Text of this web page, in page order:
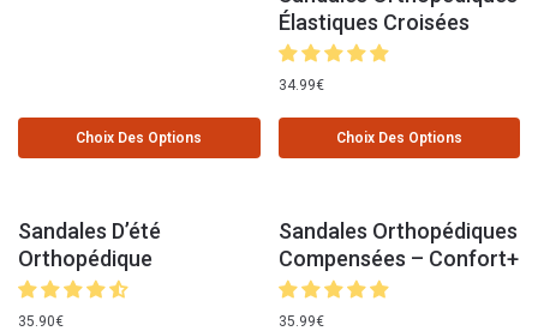
Choix Des Options
Élastiques Croisées
34.99€
Choix Des Options
Sandales D’été
Orthopédique
35.90€
Sandales Orthopédiques
Compensées – Confort+
35.99€